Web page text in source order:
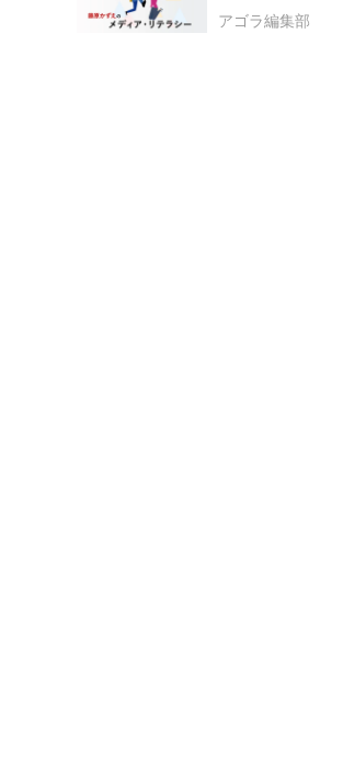
アゴラ編集部